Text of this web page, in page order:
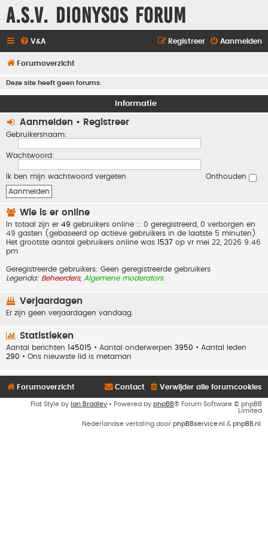
A.S.V. Dionysos Forum
V&A Aanmelden
Registreer
Forumoverzicht
Deze site heeft geen forums.
Informatie
Aanmelden • Registreer
Gebruikersnaam:
Wachtwoord:
Ik ben mijn wachtwoord vergeten Onthouden
Wie is er online
In totaal zijn er 49 gebruikers online :: 0 geregistreerd, 0 verborgen en
49 gasten (gebaseerd op actieve gebruikers in de laatste 5 minuten)
Het grootste aantal gebruikers online was 1537 op vr mei 22, 2026 9:46
pm
Geregistreerde gebruikers: Geen geregistreerde gebruikers
Legenda: Beheerders, Algemene moderators
Verjaardagen
Er zijn geen verjaardagen vandaag.
Statistieken
Aantal berichten 145015 • Aantal onderwerpen 3950 • Aantal leden
290 • Ons nieuwste lid is metaman
Forumoverzicht Verwijder alle forumcookies
Contact
Flat Style by Ian Bradley • Powered by phpBB® Forum Software © phpBB
Limited
Nederlandse vertaling door phpBBservice.nl & phpBB.nl